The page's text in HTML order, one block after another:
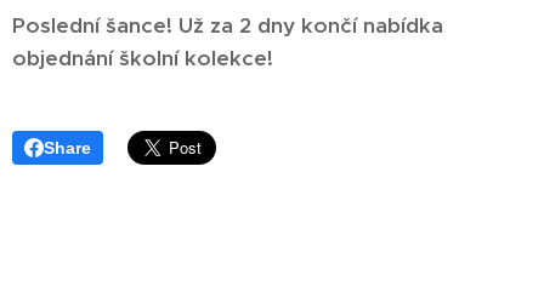
Poslední šance! Už za 2 dny končí nabídka
objednání školní kolekce!
Share